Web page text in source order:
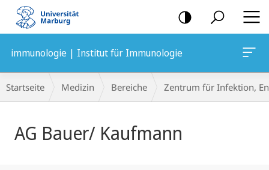
Mobile-
Navigation
immunologie | Institut für Immunologie
Breadcrumb-
Navigation
Startseite Medizin Bereiche Zentrum für Infektion,
AG Bauer/ Kaufmann